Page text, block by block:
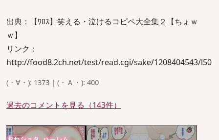
出典：【ﾜﾛｽ】笑える・泣けるコピペ大全集２【ちょｗ
ｗ】
リンク：
http://food8.2ch.net/test/read.cgi/sake/1208404543/l50
(・∀・): 1373 | (・Ａ・): 400
過去のコメントを見る（143件）